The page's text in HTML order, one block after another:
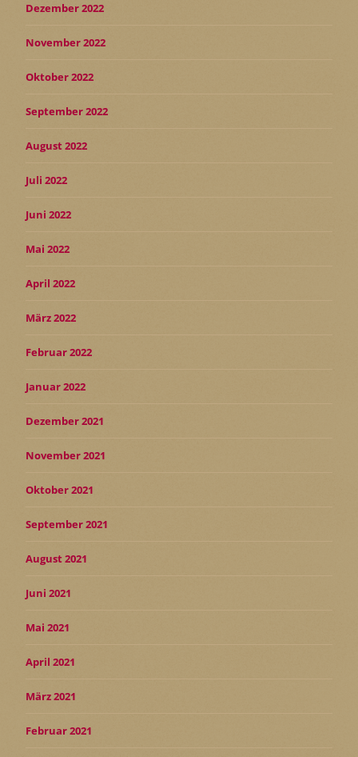
Dezember 2022
November 2022
Oktober 2022
September 2022
August 2022
Juli 2022
Juni 2022
Mai 2022
April 2022
März 2022
Februar 2022
Januar 2022
Dezember 2021
November 2021
Oktober 2021
September 2021
August 2021
Juni 2021
Mai 2021
April 2021
März 2021
Februar 2021